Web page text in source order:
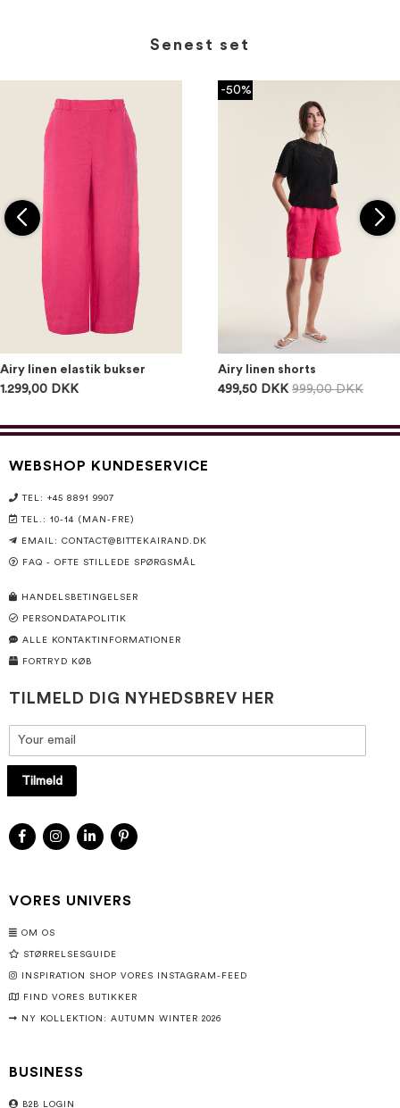
Senest set
Airy linen elastik bukser
1.299,00 DKK
-50%
Airy linen shorts
499,50 DKK 999,00 DKK
WEBSHOP KUNDESERVICE
TEL: +45 8891 9907
TEL.: 10-14 (MAN-FRE)
EMAIL: CONTACT@BITTEKAIRAND.DK
FAQ - OFTE STILLEDE SPØRGSMÅL
HANDELSBETINGELSER
PERSONDATAPOLITIK
ALLE KONTAKTINFORMATIONER
FORTRYD KØB
TILMELD DIG NYHEDSBREV HER
Tilmeld
VORES UNIVERS
OM OS
STØRRELSESGUIDE
INSPIRATION SHOP VORES INSTAGRAM-FEED
FIND VORES BUTIKKER
NY KOLLEKTION: AUTUMN WINTER 2026
BUSINESS
B2B LOGIN